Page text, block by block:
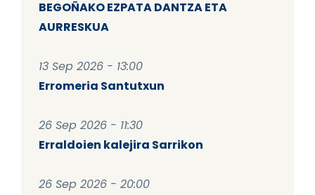
BEGOÑAKO EZPATA DANTZA ETA
AURRESKUA
13 Sep 2026 - 13:00
Erromeria Santutxun
26 Sep 2026 - 11:30
Erraldoien kalejira Sarrikon
26 Sep 2026 - 20:00